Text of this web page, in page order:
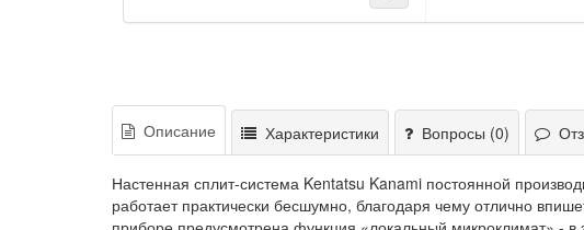
Описание Характеристики Вопросы (0)
Настенная сплит-система Kentatsu Kanami постоянной
работает практически бесшумно, благодаря чему отлично